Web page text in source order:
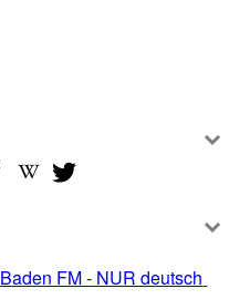
FM - NUR deutsch